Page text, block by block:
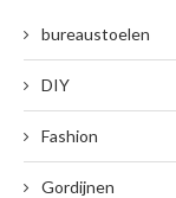
bureaustoelen
DIY
Fashion
Gordijnen